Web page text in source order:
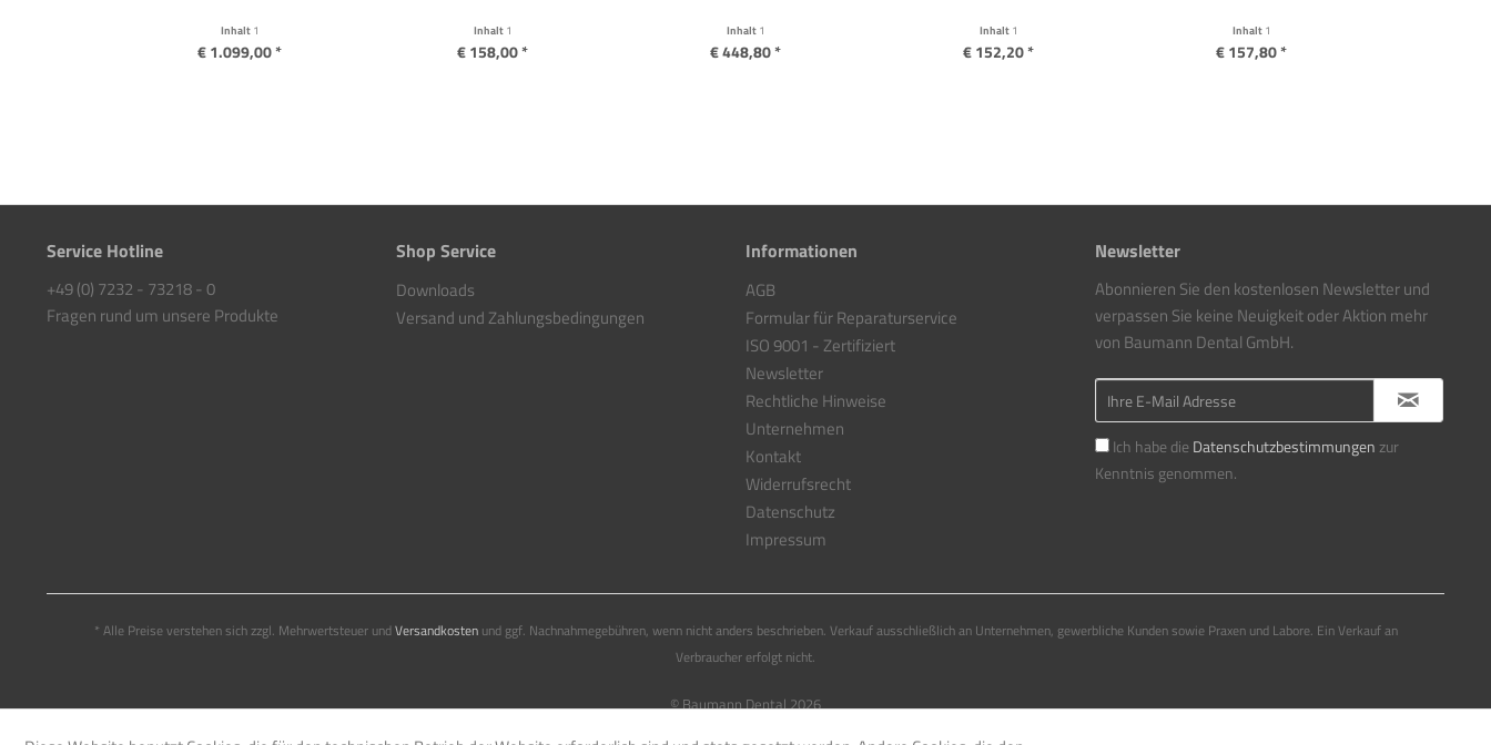
Inhalt 1
€ 1.099,00 *
Inhalt 1
€ 158,00 *
Inhalt 1
€ 448,80 *
Inhalt 1
€ 152,20 *
Inhalt 1
€ 157,80 *
Service Hotline
+49 (0) 7232 - 73218 - 0
Fragen rund um unsere Produkte
Shop Service
Downloads
Versand und Zahlungsbedingungen
Informationen
AGB
Formular für Reparaturservice
ISO 9001 - Zertifiziert
Newsletter
Rechtliche Hinweise
Unternehmen
Kontakt
Widerrufsrecht
Datenschutz
Impressum
Newsletter
Abonnieren Sie den kostenlosen Newsletter und
verpassen Sie keine Neuigkeit oder Aktion mehr
von Baumann Dental GmbH.
Ich habe dieDatenschutzbestimmungenzur
Kenntnis genommen.
* Alle Preise verstehen sich zzgl. Mehrwertsteuer undVersandkostenund ggf. Nachnahmegebühren, wenn nicht anders beschrieben. Verkauf ausschließlich an Unternehmen, gewerbliche Kunden sowie Praxen und Labore. Ein Verkauf an
Verbraucher erfolgt nicht.
© Baumann Dental 2026